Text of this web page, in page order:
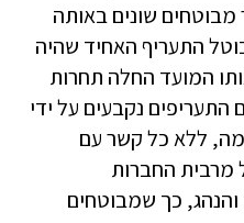
מבוטחים שונים באותה
החל מאפריל 2001, בוטל התעריף האחיד שהיה
המועד החלה תחרות
התעריפים נקבעים על ידי
ללא כל קשר עם
מרבית החברות
כך שמבוטחים